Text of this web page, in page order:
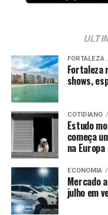
FORTALEZA
Fortaleza
shows,
COTIDIANO
Estudo
começa
na Europa
ECONOMIA
Mercado
julho em